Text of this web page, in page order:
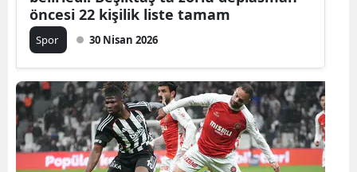
öncesi 22 kişilik liste tamam
Spor 30 Nisan 2026